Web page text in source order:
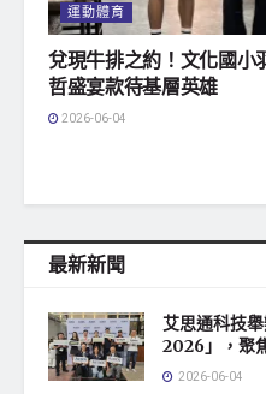
運動體育
兌現牛排之約！文化國小
哲盛宴款待基層英雄
2026-06-04
最新新聞
艾思通科技
2026」，聚
2026-06-04